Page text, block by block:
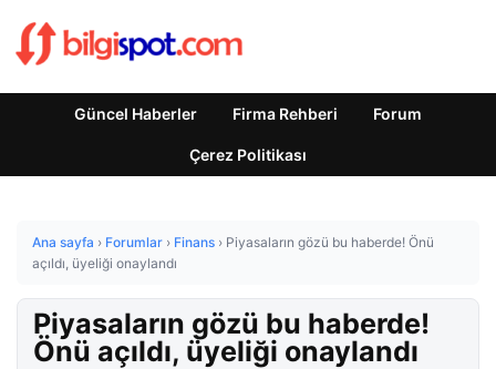
Güncel Haberler Firma Rehberi Forum
Çerez Politikası
Ana sayfa › Forumlar › Finans › Piyasaların gözü bu haberde! Önü
açıldı, üyeliği onaylandı
Piyasaların gözü bu haberde!
Önü açıldı, üyeliği onaylandı